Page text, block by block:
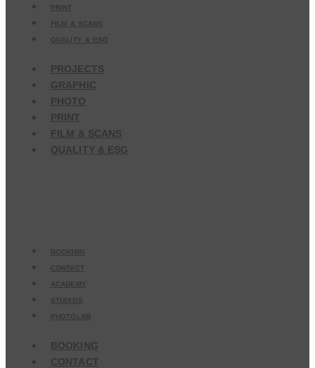
PRINT
FILM & SCANS
QUALITY & ESG
PROJECTS
GRAPHIC
PHOTO
PRINT
FILM & SCANS
QUALITY & ESG
BOOKING
CONTACT
ACADEMY
STUDIOS
PHOTOLAB
BOOKING
CONTACT